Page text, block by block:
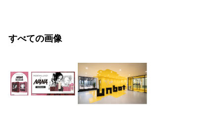
すべての画像